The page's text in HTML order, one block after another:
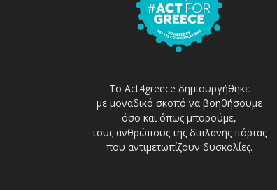
Το Act4greece δημιουργήθηκε
με μοναδικό σκοπό να βοηθήσουμε
όσο και όπως μπορούμε,
τους ανθρώπους της διπλανής πόρτας
που αντιμετωπίζουν δυσκολίες.